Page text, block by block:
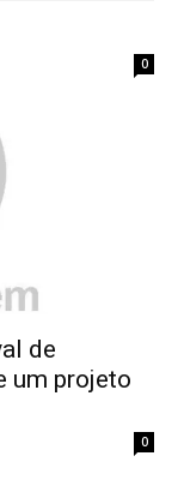
0
de
um projeto
0